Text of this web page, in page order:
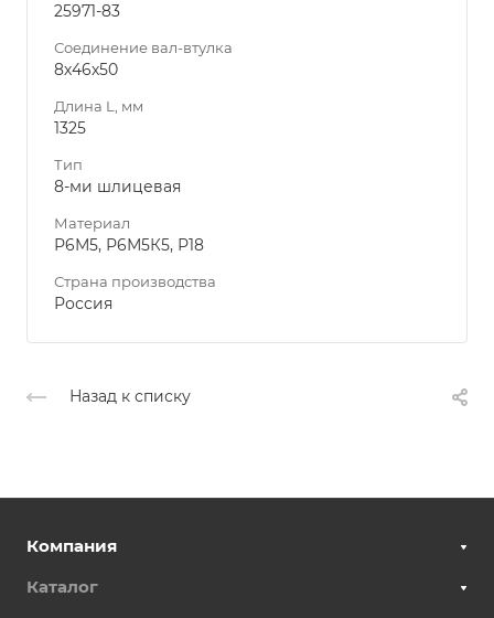
25971-83
Соединение вал-втулка
8х46х50
Длина L, мм
1325
Тип
8-ми шлицевая
Материал
Р6М5, Р6М5К5, Р18
Страна производства
Россия
Назад к списку
Компания
Каталог